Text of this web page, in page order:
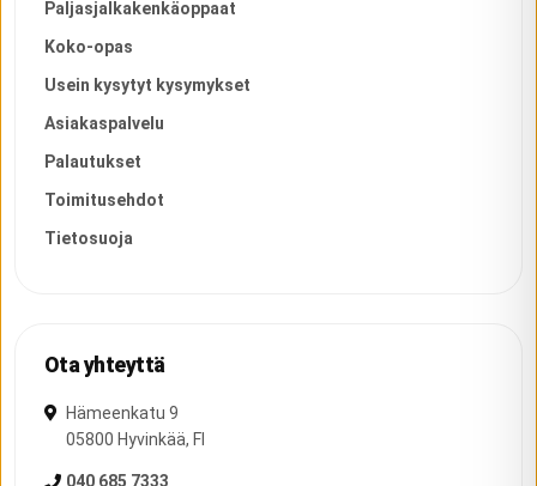
Paljasjalkakenkäoppaat
Koko-opas
Usein kysytyt kysymykset
Asiakaspalvelu
Palautukset
Toimitusehdot
Tietosuoja
Ota yhteyttä
Hämeenkatu 9
05800 Hyvinkää, FI
040 685 7333